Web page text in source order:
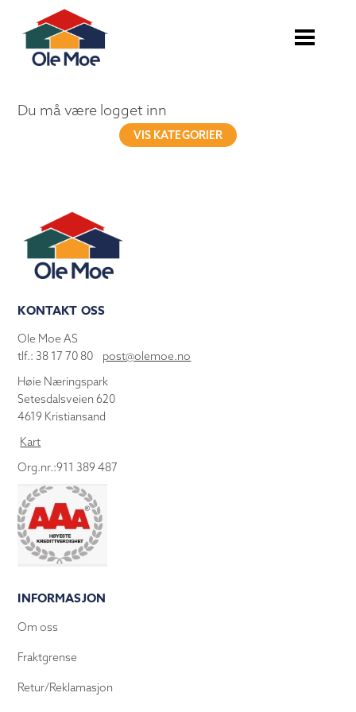
Du må være logget inn
VIS KATEGORIER
KONTAKT OSS
Ole Moe AS
tlf.: 38 17 70 80 post@olemoe.no
Høie Næringspark
Setesdalsveien 620
4619 Kristiansand
Kart
Org.nr.:911 389 487
INFORMASJON
Om oss
Fraktgrense
Retur/Reklamasjon